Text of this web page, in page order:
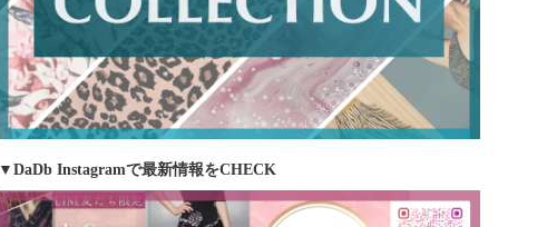
▼DaDb Instagramで最新情報をCHECK